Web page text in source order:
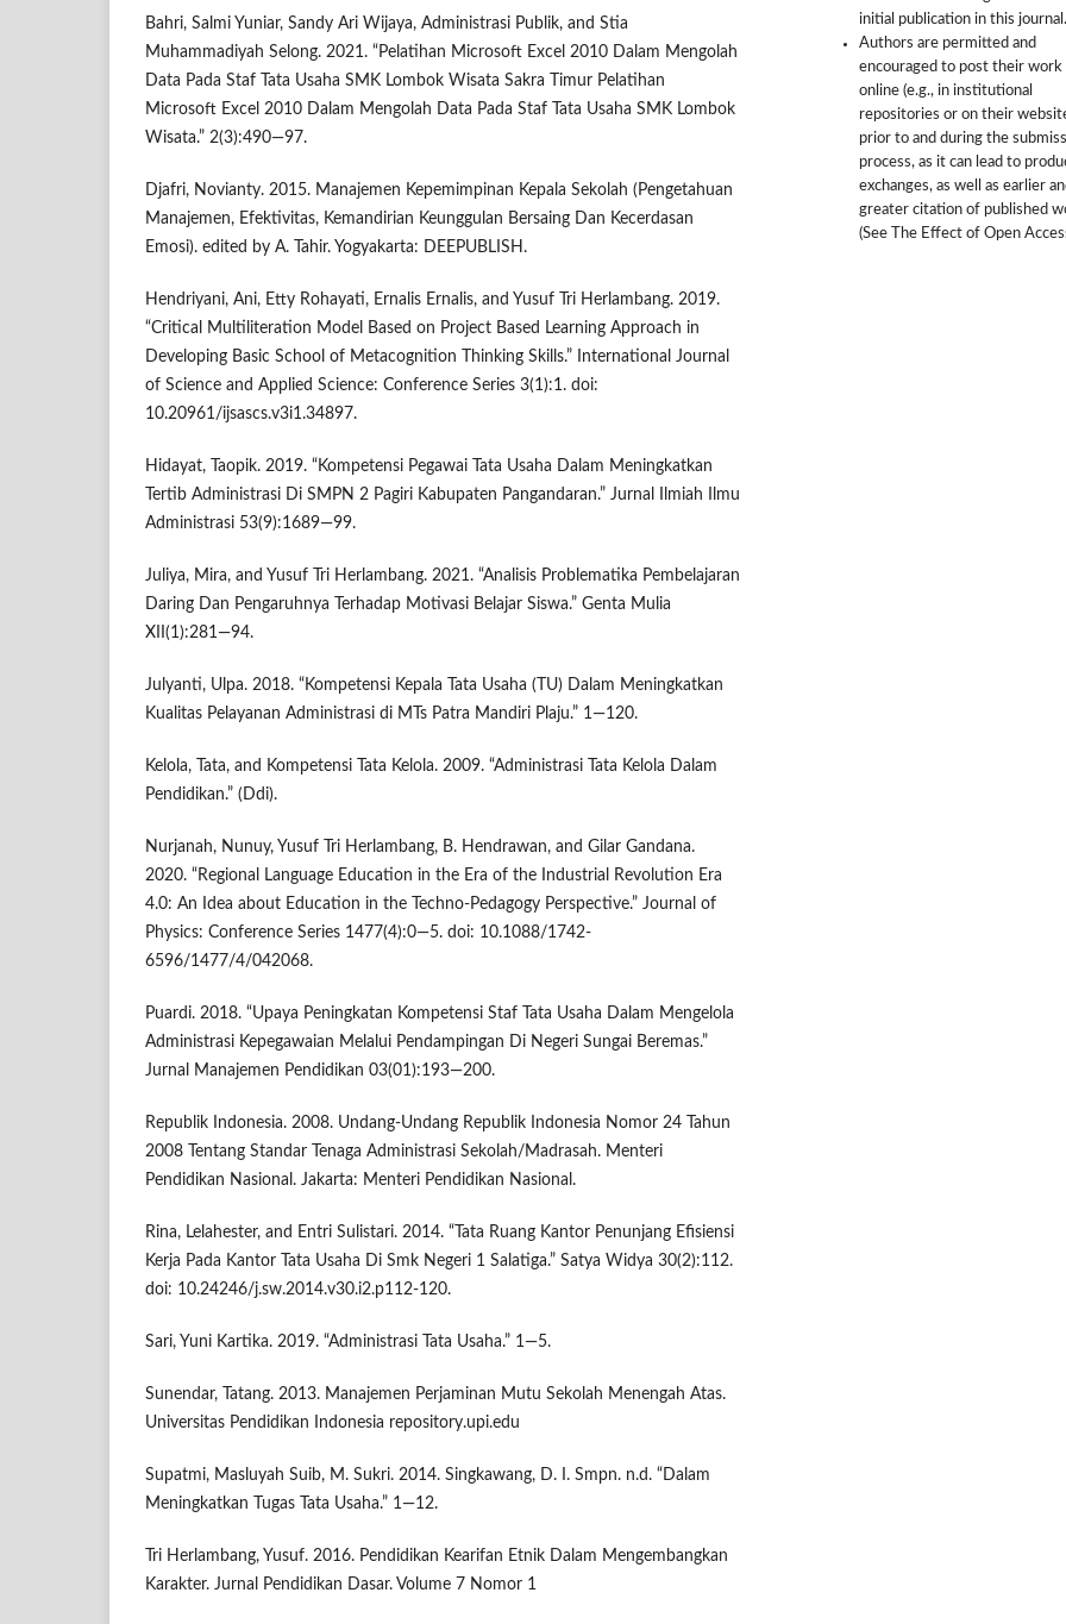
Bahri, Salmi Yuniar, Sandy Ari Wijaya, Administrasi Publik, and Stia
Muhammadiyah Selong. 2021. “Pelatihan Microsoft Excel 2010 Dalam Mengolah
Data Pada Staf Tata Usaha SMK Lombok Wisata Sakra Timur Pelatihan
Microsoft Excel 2010 Dalam Mengolah Data Pada Staf Tata Usaha SMK Lombok
Wisata.” 2(3):490—97.
Djafri, Novianty. 2015. Manajemen Kepemimpinan Kepala Sekolah (Pengetahuan
Manajemen, Efektivitas, Kemandirian Keunggulan Bersaing Dan Kecerdasan
Emosi). edited by A. Tahir. Yogyakarta: DEEPUBLISH.
Hendriyani, Ani, Etty Rohayati, Ernalis Ernalis, and Yusuf Tri Herlambang. 2019.
“Critical Multiliteration Model Based on Project Based Learning Approach in
Developing Basic School of Metacognition Thinking Skills.” International Journal
of Science and Applied Science: Conference Series 3(1):1. doi:
10.20961/ijsascs.v3i1.34897.
Hidayat, Taopik. 2019. “Kompetensi Pegawai Tata Usaha Dalam Meningkatkan
Tertib Administrasi Di SMPN 2 Pagiri Kabupaten Pangandaran.” Jurnal Ilmiah Ilmu
Administrasi 53(9):1689—99.
Juliya, Mira, and Yusuf Tri Herlambang. 2021. “Analisis Problematika Pembelajaran
Daring Dan Pengaruhnya Terhadap Motivasi Belajar Siswa.” Genta Mulia
XII(1):281—94.
Julyanti, Ulpa. 2018. “Kompetensi Kepala Tata Usaha (TU) Dalam Meningkatkan
Kualitas Pelayanan Administrasi di MTs Patra Mandiri Plaju.” 1—120.
Kelola, Tata, and Kompetensi Tata Kelola. 2009. “Administrasi Tata Kelola Dalam
Pendidikan.” (Ddi).
Nurjanah, Nunuy, Yusuf Tri Herlambang, B. Hendrawan, and Gilar Gandana.
2020. “Regional Language Education in the Era of the Industrial Revolution Era
4.0: An Idea about Education in the Techno-Pedagogy Perspective.” Journal of
Physics: Conference Series 1477(4):0—5. doi: 10.1088/1742-
6596/1477/4/042068.
Puardi. 2018. “Upaya Peningkatan Kompetensi Staf Tata Usaha Dalam Mengelola
Administrasi Kepegawaian Melalui Pendampingan Di Negeri Sungai Beremas.”
Jurnal Manajemen Pendidikan 03(01):193—200.
Republik Indonesia. 2008. Undang-Undang Republik Indonesia Nomor 24 Tahun
2008 Tentang Standar Tenaga Administrasi Sekolah/Madrasah. Menteri
Pendidikan Nasional. Jakarta: Menteri Pendidikan Nasional.
Rina, Lelahester, and Entri Sulistari. 2014. “Tata Ruang Kantor Penunjang Efisiensi
Kerja Pada Kantor Tata Usaha Di Smk Negeri 1 Salatiga.” Satya Widya 30(2):112.
doi: 10.24246/j.sw.2014.v30.i2.p112-120.
Sari, Yuni Kartika. 2019. “Administrasi Tata Usaha.” 1—5.
Sunendar, Tatang. 2013. Manajemen Perjaminan Mutu Sekolah Menengah Atas.
Universitas Pendidikan Indonesia repository.upi.edu
Supatmi, Masluyah Suib, M. Sukri. 2014. Singkawang, D. I. Smpn. n.d. “Dalam
Meningkatkan Tugas Tata Usaha.” 1—12.
Tri Herlambang, Yusuf. 2016. Pendidikan Kearifan Etnik Dalam Mengembangkan
Karakter. Jurnal Pendidikan Dasar. Volume 7 Nomor 1
initial publication in this journal.
Authors are permitted and
encouraged to post their work
online (e.g., in institutional
repositories or on their
prior to and during the
process, as it can lead to
exchanges, as well as earlier
greater citation of published
(See The Effect of Open